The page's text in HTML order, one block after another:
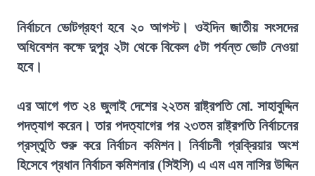
নির্বাচনে ভোটগ্রহণ হবে ২০ আগস্ট। ওইদিন জাতীয় সংসদের
অধিবেশন কক্ষে দুপুর ২টা থেকে বিকেল ৫টা পর্যন্ত ভোট নেওয়া
হবে।
এর আগে গত ২৪ জুলাই দেশের ২২তম রাষ্ট্রপতি মো. সাহাবুদ্দিন
পদত্যাগ করেন। তার পদত্যাগের পর ২৩তম রাষ্ট্রপতি নির্বাচনের
প্রস্তুতি শুরু করে নির্বাচন কমিশন। নির্বাচনী প্রক্রিয়ার অংশ
হিসেবে প্রধান নির্বাচন কমিশনার (সিইসি) এ এম এম নাসির উদ্দিন